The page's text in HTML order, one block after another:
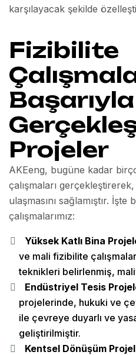
karşılayacak şekilde
Fizibilite
Başarıyla
Projeler
AKEeng, bugüne kadar
çalışmaları
ulaşmasını sağlamıştır.
çalışmalarımız:
Yüksek Katlı Bina
ve mali fizibilite
teknikleri belirlenmiş,
Endüstriyel Tesis
projelerinde, hukuki ve
ile çevreye duyarlı ve
geliştirilmiştir.
Kentsel Dönüşüm